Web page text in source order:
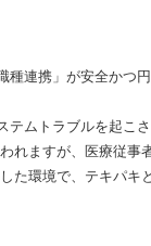
連携」が安全かつ
ムトラブルを起こ
れますが、医療従事
た環境で、テキパキ